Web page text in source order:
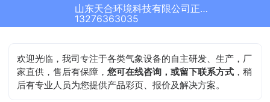
山东天合环境科技有限公司正在为您服务
13276363035
欢迎光临，我司专注于各类气象设备的自主研发、生产，厂
家直供，售后有保障，您可在线咨询，或留下联系方式 ，稍
后有专业人员为您提供产品彩页、报价及解决方案。